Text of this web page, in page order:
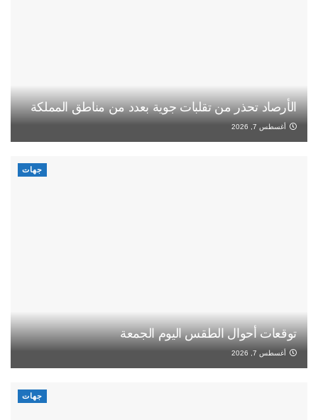
الأرصاد تحذر من تقلبات جوية بعدد من مناطق المملكة
أغسطس 7, 2026
جهات
توقعات أحوال الطقس اليوم الجمعة
أغسطس 7, 2026
جهات